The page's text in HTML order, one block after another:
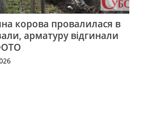
корова провалилася в
арматуру відгинали